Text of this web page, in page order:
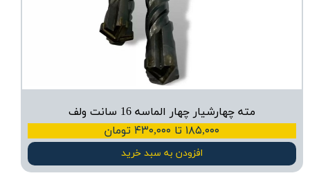
مته چهارشیار چهار الماسه 16 سانت ولف
۱۸۵,۰۰۰ تا ۴۳۰,۰۰۰ تومان
افزودن به سبد خرید